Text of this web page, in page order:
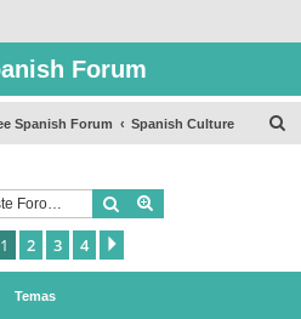
Forum
Spanish Forum Spanish Culture
Buscar
1 2 3 4
Temas